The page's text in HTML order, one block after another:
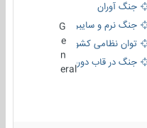
جنگ آوران
جنگ نرم و سایبری
توان نظامی کشورها
جنگ در قاب دوربین
eral